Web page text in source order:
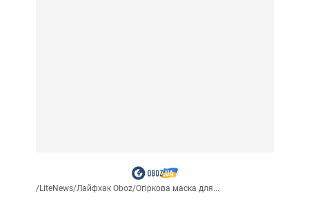
/LiteNews/Лайфхак Oboz/Огіркова маска для...